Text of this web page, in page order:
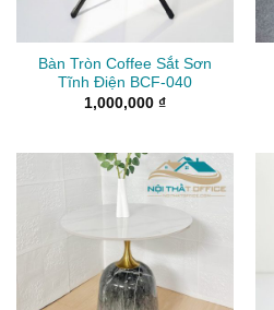
Bàn Tròn Coffee Sắt Sơn
Tĩnh Điện BCF-040
1,000,000 ₫